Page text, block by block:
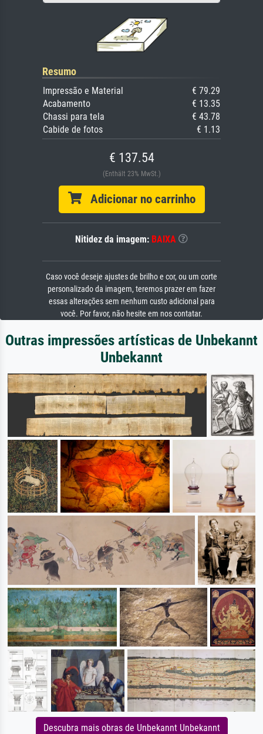
Resumo
Impressão e Material
€ 79.29
Acabamento
€ 13.35
Chassi para tela
€ 43.78
Cabide de fotos
€ 1.13
€ 137.54
(Enthält 23% MwSt.)
Adicionar no carrinho
Nitidez da imagem: BAIXA
Caso você deseje ajustes de brilho e cor, ou um corte
personalizado da imagem, teremos prazer em fazer
essas alterações sem nenhum custo adicional para
você. Por favor, não hesite em nos contatar.
Outras impressões artísticas de Unbekannt
Unbekannt
Descubra mais obras de Unbekannt Unbekannt